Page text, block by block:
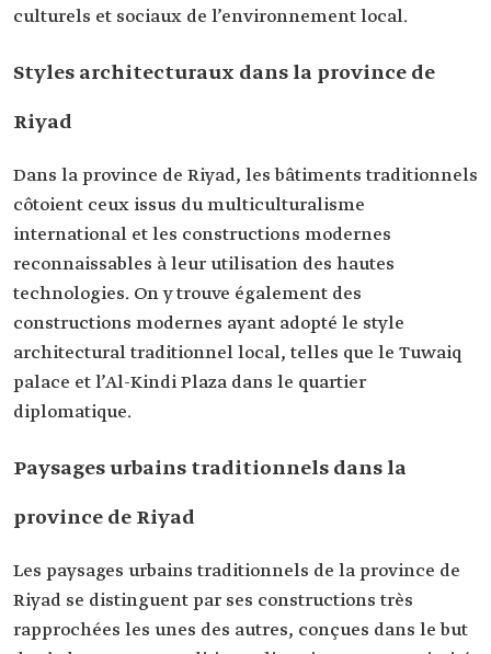
culturels et sociaux de l’environnement local.
Styles architecturaux dans la province de
Riyad
Dans la province de Riyad, les bâtiments traditionnels
côtoient ceux issus du multiculturalisme
international et les constructions modernes
reconnaissables à leur utilisation des hautes
technologies. On y trouve également des
constructions modernes ayant adopté le style
architectural traditionnel local, telles que le Tuwaiq
palace et l’Al-Kindi Plaza dans le quartier
diplomatique.
Paysages urbains traditionnels dans la
province de Riyad
Les paysages urbains traditionnels de la province de
Riyad se distinguent par ses constructions très
rapprochées les unes des autres, conçues dans le but